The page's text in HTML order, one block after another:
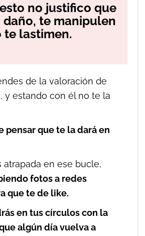
no justifico que
daño, te manipulen
te lastimen.
de la valoración de
y estando con él no te la
pensar que te la dará en
atrapada en ese bucle,
fotos a redes
que te de like.
en tus círculos con la
algún día vuelva a